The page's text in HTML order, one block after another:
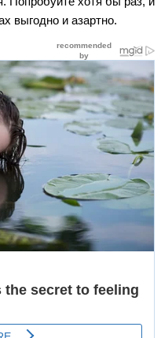
выгодно и азартно.